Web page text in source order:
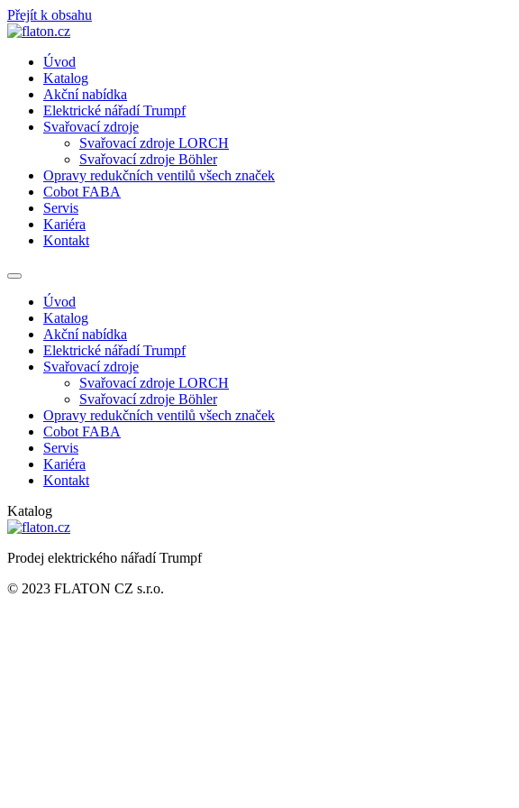
Přejít k obsahu
Úvod
Katalog
Akční nabídka
Elektrické nářadí Trumpf
Svařovací zdroje
Svařovací zdroje LORCH
Svařovací zdroje Böhler
Opravy redukčních ventilů všech značek
Cobot FABA
Servis
Kariéra
Kontakt
Úvod
Katalog
Akční nabídka
Elektrické nářadí Trumpf
Svařovací zdroje
Svařovací zdroje LORCH
Svařovací zdroje Böhler
Opravy redukčních ventilů všech značek
Cobot FABA
Servis
Kariéra
Kontakt
Katalog
Prodej elektrického nářadí Trumpf
© 2023 FLATON CZ s.r.o.